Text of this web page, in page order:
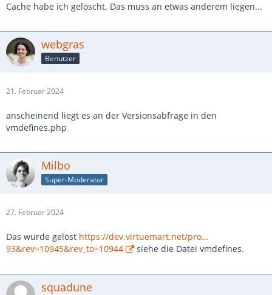
Cache habe ich gelöscht. Das muss an etwas anderem liegen...
webgras
Benutzer
21. Februar 2024
anscheinend liegt es an der Versionsabfrage in den
vmdefines.php
Milbo
Super-Moderator
27. Februar 2024
Das wurde gelöst https://dev.virtuemart.net/pro…
93&rev=10945&rev_to=10944
siehe die Datei vmdefines.
squadune